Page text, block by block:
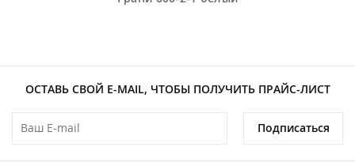
ОСТАВЬ СВОЙ E-MAIL, ЧТОБЫ ПОЛУЧИТЬ ПРАЙС-ЛИСТ
Подписаться